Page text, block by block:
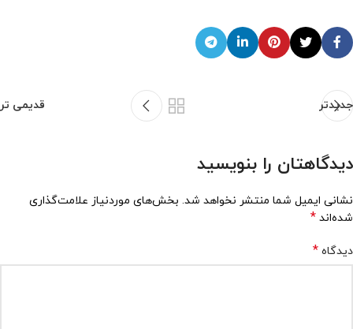
جدیدتر قدیمی تر
دیدگاهتان را بنویسید
نشانی ایمیل شما منتشر نخواهد شد. بخش‌های موردنیاز علامت‌گذاری
شده‌اند *
دیدگاه *